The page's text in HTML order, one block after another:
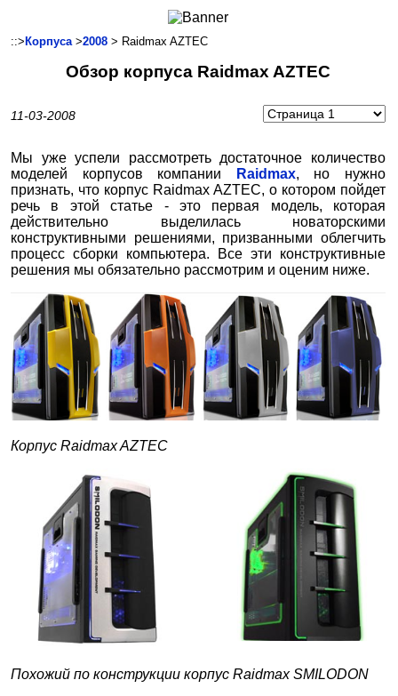
Смартфоны
Коммуникации
Автоэлектроника
Программное обеспечение
::> Корпуса>2008 > Raidmax AZTEC
Обзор корпуса Raidmax AZTEC
11-03-2008
Мы уже успели рассмотреть достаточное количество
моделей корпусов компании
Raidmax, но нужно
признать, что корпус Raidmax AZTEC, о котором пойдет
речь в этой статье - это первая модель, которая
действительно выделилась новаторскими
конструктивными решениями, призванными облегчить
процесс сборки компьютера. Все эти конструктивные
решения мы обязательно рассмотрим и оценим ниже.
Корпус Raidmax AZTEC
Похожий по конструкции корпус Raidmax SMILODON